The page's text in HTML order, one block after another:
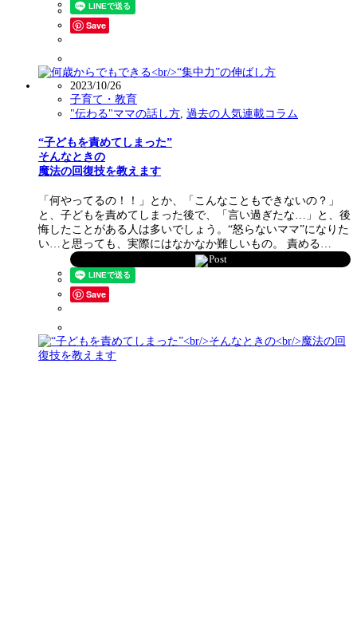
Save
2023/10/26
子育て・教育
"伝わる"ママの話し方 過去の人気連載コラム
“子どもを責めてしまった”
そんなときの
魔法の回復技を教えます
「何やってるの！！」とか、「こんなこともできないの？」
と、子どもを責めてしまった後で、「言い過ぎたな…」と、後
悔したことがある人は多いでしょう。“怒らないママ”になりた
い…と思っても、実際にはなかなか難しいもの。 責める…
Post
Save